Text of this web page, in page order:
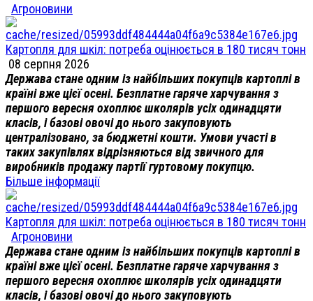
Агроновини
Картопля для шкіл: потреба оцінюється в 180 тисяч тонн
08 серпня 2026
Держава стане одним із найбільших покупців картоплі в
країні вже цієї осені. Безплатне гаряче харчування з
першого вересня охоплює школярів усіх одинадцяти
класів, і базові овочі до нього закуповують
централізовано, за бюджетні кошти. Умови участі в
таких закупівлях відрізняються від звичного для
виробників продажу партії гуртовому покупцю.
Більше інформації
Картопля для шкіл: потреба оцінюється в 180 тисяч тонн
Агроновини
Держава стане одним із найбільших покупців картоплі в
країні вже цієї осені. Безплатне гаряче харчування з
першого вересня охоплює школярів усіх одинадцяти
класів, і базові овочі до нього закуповують